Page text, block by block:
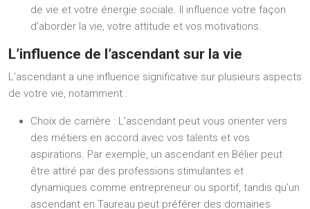
de vie et votre énergie sociale. Il influence votre façon
d’aborder la vie, votre attitude et vos motivations.
L’influence de l’ascendant sur la vie
L’ascendant a une influence significative sur plusieurs aspects
de votre vie, notamment :
Choix de carrière : L’ascendant peut vous orienter vers
des métiers en accord avec vos talents et vos
aspirations. Par exemple, un ascendant en Bélier peut
être attiré par des professions stimulantes et
dynamiques comme entrepreneur ou sportif, tandis qu’un
ascendant en Taureau peut préférer des domaines